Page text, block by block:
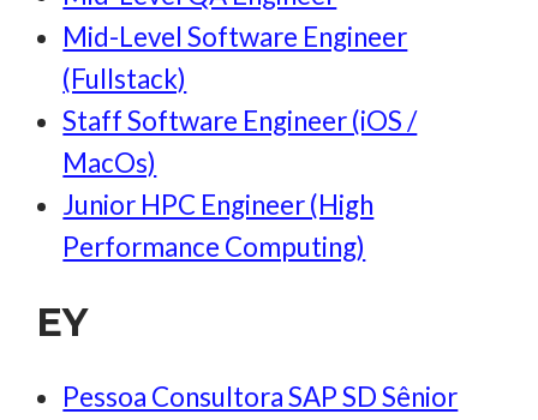
Mid-Level Software Engineer
(Fullstack)
Staff Software Engineer (iOS /
MacOs)
Junior HPC Engineer (High
Performance Computing)
EY
Pessoa Consultora SAP SD Sênior